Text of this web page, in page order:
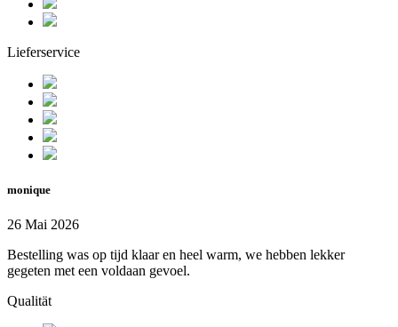
Lieferservice
monique
26 Mai 2026
Bestelling was op tijd klaar en heel warm, we hebben lekker
gegeten met een voldaan gevoel.
Qualität